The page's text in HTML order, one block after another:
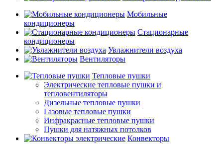
Мобильные
кондиционеры
Стационарные
кондиционеры
Увлажнители воздуха
Вентиляторы
Тепловые пушки
Электрические тепловые пушки и
тепловентиляторы
Дизельные тепловые пушки
Газовые тепловые пушки
Инфракрасные тепловые пушки
Пушки для натяжных потолков
Конвекторы